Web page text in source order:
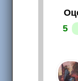
5